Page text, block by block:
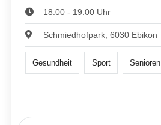
18:00 - 19:00 Uhr
Schmiedhofpark, 6030 Ebikon
Gesundheit Sport Senioren